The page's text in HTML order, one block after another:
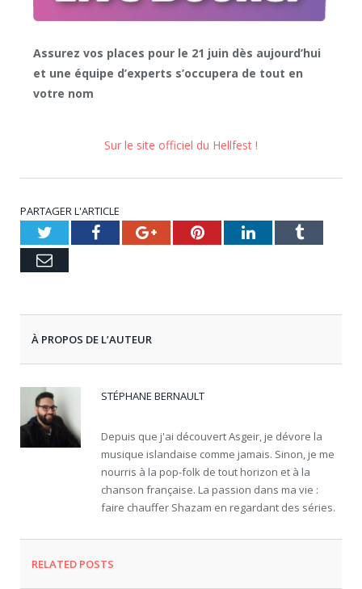
Assurez vos places pour le 21 juin dès aujourd’hui
et une équipe d’experts s’occupera de tout en
votre nom
Sur le site officiel du Hellfest !
PARTAGER L'ARTICLE
TwitterFacebookGoogle+PinterestLinkedInTumblr
Email
À PROPOS DE L’AUTEUR
STÉPHANE BERNAULT
Depuis que j'ai découvert Asgeir, je dévore la
musique islandaise comme jamais. Sinon, je me
nourris à la pop-folk de tout horizon et à la
chanson française. La passion dans ma vie :
faire chauffer Shazam en regardant des séries.
RELATED POSTS